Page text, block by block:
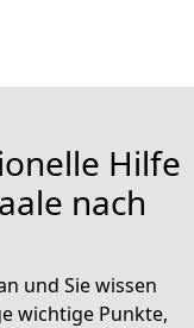
Hilfe
nach
und Sie wissen
wichtige Punkte,